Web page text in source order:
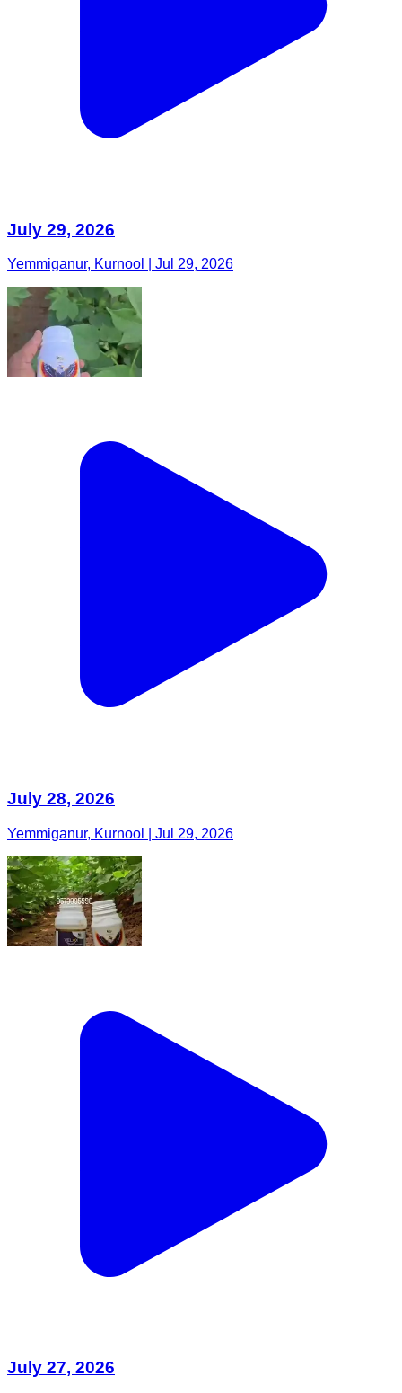
July 29, 2026
Yemmiganur, Kurnool | Jul 29, 2026
July 28, 2026
Yemmiganur, Kurnool | Jul 29, 2026
July 27, 2026